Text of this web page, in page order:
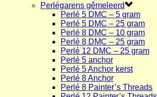
Perlégarens gêmeleerd
Perlé 5 DMC – 5 gram
Perlé 5 DMC – 25 gram
Perlé 8 DMC – 10 gram
Perlé 8 DMC – 25 gram
Perlé 12 DMC – 25 gram
Perlé 5 anchor
Perlé 5 Anchor kerst
Perlé 8 Anchor
Perlé 8 Painter’s Threads